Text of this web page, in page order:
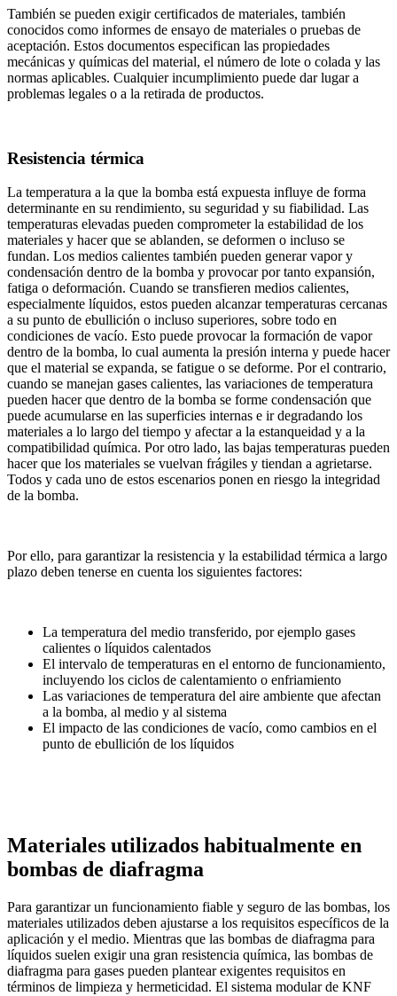
También se pueden exigir certificados de materiales, también
conocidos como informes de ensayo de materiales o pruebas de
aceptación. Estos documentos especifican las propiedades
mecánicas y químicas del material, el número de lote o colada y las
normas aplicables. Cualquier incumplimiento puede dar lugar a
problemas legales o a la retirada de productos.
Resistencia térmica
La temperatura a la que la bomba está expuesta influye de forma
determinante en su rendimiento, su seguridad y su fiabilidad. Las
temperaturas elevadas pueden comprometer la estabilidad de los
materiales y hacer que se ablanden, se deformen o incluso se
fundan. Los medios calientes también pueden generar vapor y
condensación dentro de la bomba y provocar por tanto expansión,
fatiga o deformación. Cuando se transfieren medios calientes,
especialmente líquidos, estos pueden alcanzar temperaturas cercanas
a su punto de ebullición o incluso superiores, sobre todo en
condiciones de vacío. Esto puede provocar la formación de vapor
dentro de la bomba, lo cual aumenta la presión interna y puede hacer
que el material se expanda, se fatigue o se deforme. Por el contrario,
cuando se manejan gases calientes, las variaciones de temperatura
pueden hacer que dentro de la bomba se forme condensación que
puede acumularse en las superficies internas e ir degradando los
materiales a lo largo del tiempo y afectar a la estanqueidad y a la
compatibilidad química. Por otro lado, las bajas temperaturas pueden
hacer que los materiales se vuelvan frágiles y tiendan a agrietarse.
Todos y cada uno de estos escenarios ponen en riesgo la integridad
de la bomba.
Por ello, para garantizar la resistencia y la estabilidad térmica a largo
plazo deben tenerse en cuenta los siguientes factores:
La temperatura del medio transferido, por ejemplo gases
calientes o líquidos calentados
El intervalo de temperaturas en el entorno de funcionamiento,
incluyendo los ciclos de calentamiento o enfriamiento
Las variaciones de temperatura del aire ambiente que afectan
a la bomba, al medio y al sistema
El impacto de las condiciones de vacío, como cambios en el
punto de ebullición de los líquidos
Materiales utilizados habitualmente en
bombas de diafragma
Para garantizar un funcionamiento fiable y seguro de las bombas, los
materiales utilizados deben ajustarse a los requisitos específicos de la
aplicación y el medio. Mientras que las bombas de diafragma para
líquidos suelen exigir una gran resistencia química, las bombas de
diafragma para gases pueden plantear exigentes requisitos en
términos de limpieza y hermeticidad. El sistema modular de KNF